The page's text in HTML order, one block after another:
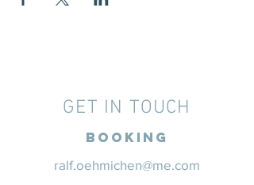
GET IN TOUCH
Booking
ralf.oehmichen@me.com